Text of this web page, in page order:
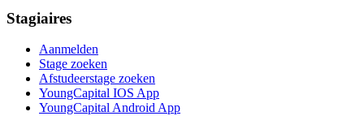
Stagiaires
Aanmelden
Stage zoeken
Afstudeerstage zoeken
YoungCapital IOS App
YoungCapital Android App